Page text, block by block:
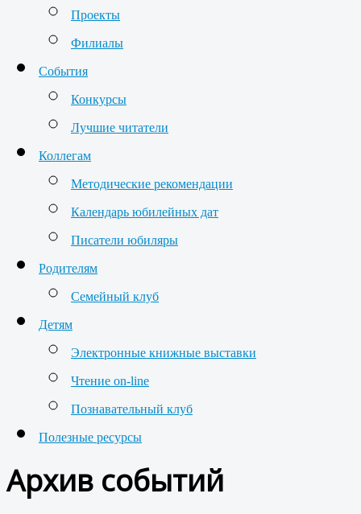
Проекты
Филиалы
События
Конкурсы
Лучшие читатели
Коллегам
Методические рекомендации
Календарь юбилейных дат
Писатели юбиляры
Родителям
Семейный клуб
Детям
Электронные книжные выставки
Чтение on-line
Познавательный клуб
Полезные ресурсы
Архив событий